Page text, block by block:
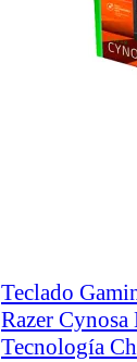
Teclado
Razer
Tecnología